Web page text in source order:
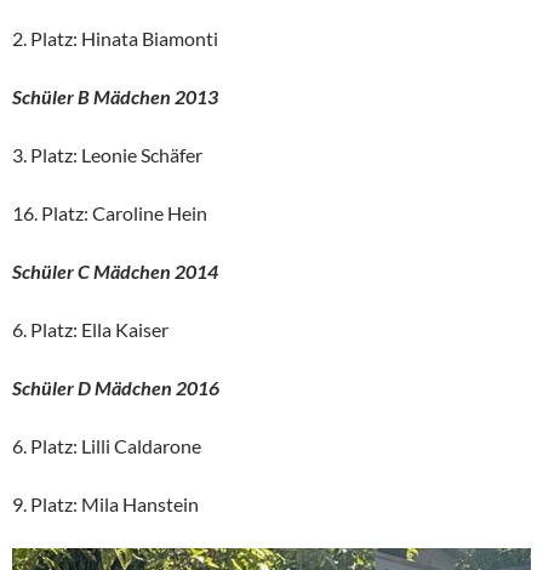
2. Platz: Hinata Biamonti
Schüler B Mädchen 2013
3. Platz: Leonie Schäfer
16. Platz: Caroline Hein
Schüler C Mädchen 2014
6. Platz: Ella Kaiser
Schüler D Mädchen 2016
6. Platz: Lilli Caldarone
9. Platz: Mila Hanstein